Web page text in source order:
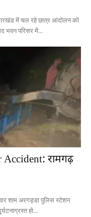
में चल रहे छात्र आंदोलन को
भवन परिसर में...
Accident: रामगढ़
शाम अरगड्डा पुलिस स्टेशन
हो...